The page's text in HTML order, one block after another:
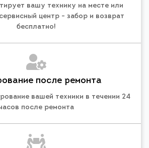
вашу технику на месте или
центр - забор и возврат
бесплатно!
после ремонта
вашей техники в течении 24
после ремонта